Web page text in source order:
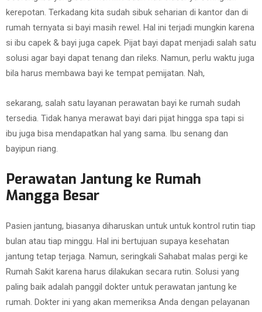
kerepotan. Terkadang kita sudah sibuk seharian di kantor dan di
rumah ternyata si bayi masih rewel. Hal ini terjadi mungkin karena
si ibu capek & bayi juga capek. Pijat bayi dapat menjadi salah satu
solusi agar bayi dapat tenang dan rileks. Namun, perlu waktu juga
bila harus membawa bayi ke tempat pemijatan. Nah,
sekarang, salah satu layanan perawatan bayi ke rumah sudah
tersedia. Tidak hanya merawat bayi dari pijat hingga spa tapi si
ibu juga bisa mendapatkan hal yang sama. Ibu senang dan
bayipun riang.
Perawatan Jantung ke Rumah
Mangga Besar
Pasien jantung, biasanya diharuskan untuk untuk kontrol rutin tiap
bulan atau tiap minggu. Hal ini bertujuan supaya kesehatan
jantung tetap terjaga. Namun, seringkali Sahabat malas pergi ke
Rumah Sakit karena harus dilakukan secara rutin. Solusi yang
paling baik adalah panggil dokter untuk perawatan jantung ke
rumah. Dokter ini yang akan memeriksa Anda dengan pelayanan